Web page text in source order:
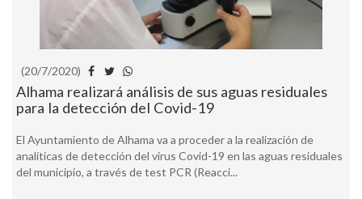
(20/7/2020)
Alhama realizará análisis de sus aguas residuales
para la detección del Covid-19
El Ayuntamiento de Alhama va a proceder a la realización de
analíticas de detección del virus Covid-19 en las aguas residuales
del municipio, a través de test PCR (Reacci...